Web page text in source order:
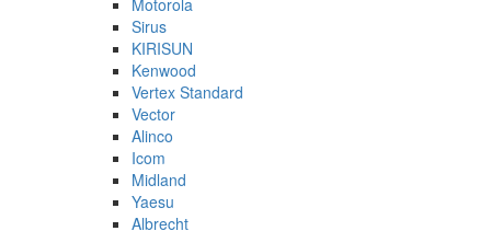
Sirus
KIRISUN
Kenwood
Vertex Standard
Vector
Alinco
Icom
Midland
Yaesu
Albrecht